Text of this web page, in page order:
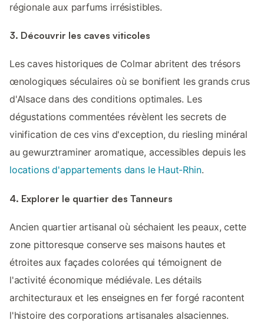
régionale aux parfums irrésistibles.
3. Découvrir les caves viticoles
Les caves historiques de Colmar abritent des trésors
œnologiques séculaires où se bonifient les grands crus
d'Alsace dans des conditions optimales. Les
dégustations commentées révèlent les secrets de
vinification de ces vins d'exception, du riesling minéral
au gewurztraminer aromatique, accessibles depuis les
locations d'appartements dans le Haut-Rhin.
4. Explorer le quartier des Tanneurs
Ancien quartier artisanal où séchaient les peaux, cette
zone pittoresque conserve ses maisons hautes et
étroites aux façades colorées qui témoignent de
l'activité économique médiévale. Les détails
architecturaux et les enseignes en fer forgé racontent
l'histoire des corporations artisanales alsaciennes.